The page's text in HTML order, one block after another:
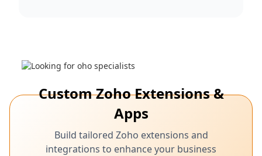
Custom Zoho Extensions &
Apps
Build tailored Zoho extensions and
integrations to enhance your business